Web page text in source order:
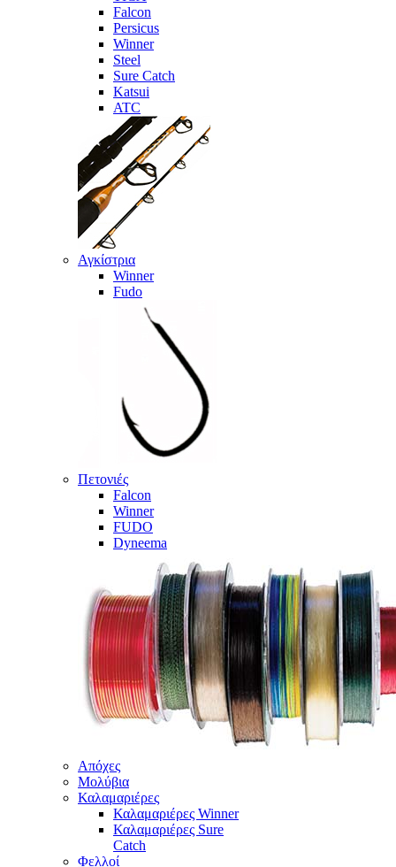
Falcon
Persicus
Winner
Steel
Sure Catch
Katsui
ATC
Αγκίστρια
Winner
Fudo
Πετονιές
Falcon
Winner
FUDO
Dyneema
Απόχες
Μολύβια
Καλαμαριέρες
Καλαμαριέρες Winner
Καλαμαριέρες Sure
Catch
Φελλοί